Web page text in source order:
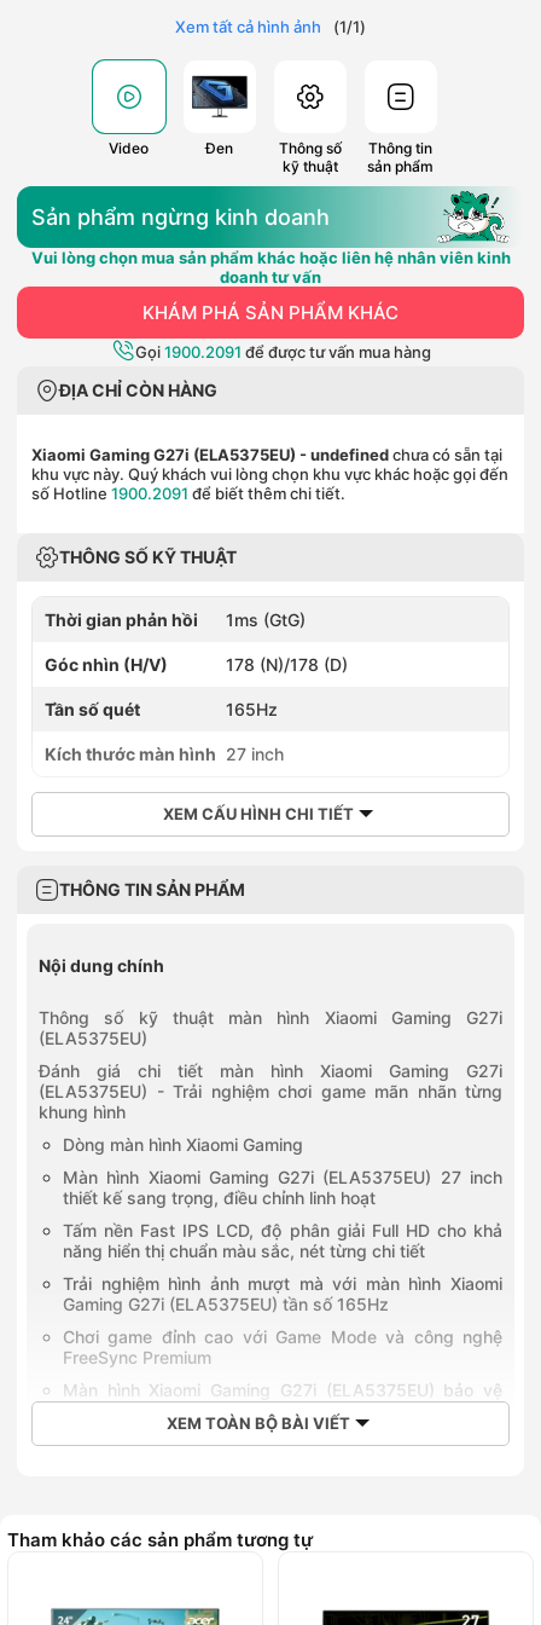
Xem tất cả hình ảnh (1/1)
Video Đen
Thông số
kỹ thuật
Thông tin
sản phẩm
Sản phẩm ngừng kinh doanh
Vui lòng chọn mua sản phẩm khác hoặc liên hệ nhân viên kinh
doanh tư vấn
KHÁM PHÁ SẢN PHẨM KHÁC
Gọi1900.2091 để được tư vấn mua hàng
ĐỊA CHỈ CÒN HÀNG
Xiaomi Gaming G27i (ELA5375EU) - undefinedchưa có sẵn tại
khu vực này. Quý khách vui lòng chọn khu vực khác hoặc gọi đến
số Hotline 1900.2091 để biết thêm chi tiết.
THÔNG SỐ KỸ THUẬT
Thời gian phản hồi 1ms (GtG)
Góc nhìn (H/V) 178 (N)/178 (D)
Tần số quét 165Hz
Kích thước màn hình 27 inch
XEM CẤU HÌNH CHI TIẾT
THÔNG TIN SẢN PHẨM
Nội dung chính
Thông số kỹ thuật màn hình Xiaomi Gaming G27i
(ELA5375EU)
Đánh giá chi tiết màn hình Xiaomi Gaming G27i
(ELA5375EU) - Trải nghiệm chơi game mãn nhãn từng
khung hình
Dòng màn hình Xiaomi Gaming
Màn hình Xiaomi Gaming G27i (ELA5375EU) 27 inch
thiết kế sang trọng, điều chỉnh linh hoạt
Tấm nền Fast IPS LCD, độ phân giải Full HD cho khả
năng hiển thị chuẩn màu sắc, nét từng chi tiết
Trải nghiệm hình ảnh mượt mà với màn hình Xiaomi
Gaming G27i (ELA5375EU) tần số 165Hz
Chơi game đỉnh cao với Game Mode và công nghệ
FreeSync Premium
Màn hình Xiaomi Gaming G27i (ELA5375EU) bảo vệ
Đa dạng cổng kết nối với các thiết bị linh hoạt
Giá bán của màn hình Xiaomi Gaming G27i (ELA5375EU)
So sánh thiết kế 2 màn hình
XEM TOÀN BỘ BÀI VIẾT
Tham khảo các sản phẩm tương tự